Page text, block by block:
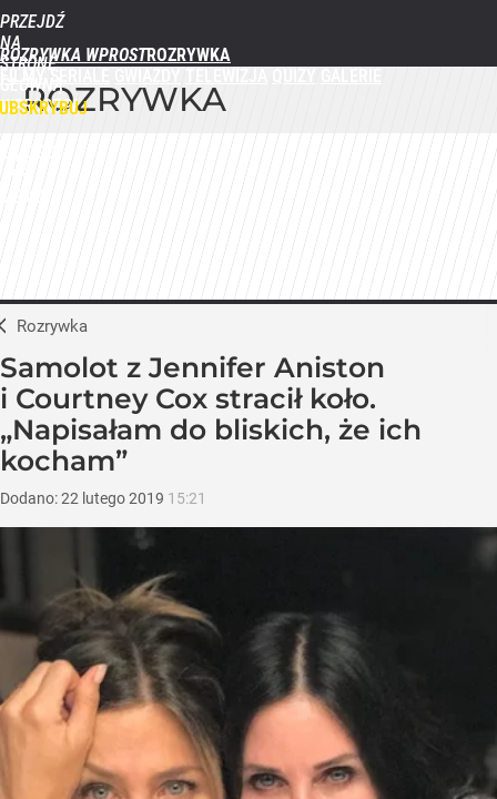
PRZEJDŹ
NA
STRONĘ
GŁÓWNĄ
WPROST.PL
ROZRYWKA WPROST
ROZRYWKA
Rozrywka
Samolot z Jennifer Aniston
i Courtney Cox stracił koło.
„Napisałam do bliskich, że ich
kocham”
Dodano:22 lutego2019 15:21